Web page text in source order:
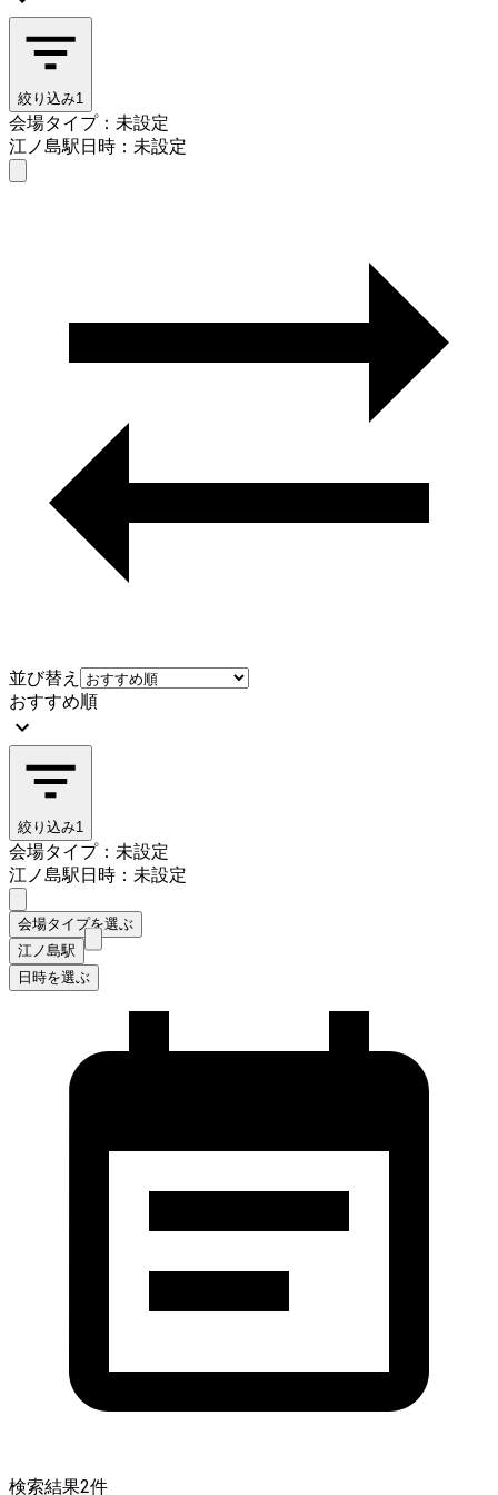
絞り込み1
会場タイプ：未設定
江ノ島駅日時：未設定
並び替え
おすすめ順
絞り込み1
会場タイプ：未設定
江ノ島駅日時：未設定
会場タイプを選ぶ
江ノ島駅
日時を選ぶ
検索結果2件